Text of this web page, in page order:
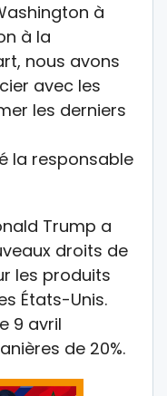
à
à la
nous avons
avec les
les derniers
la responsable
Trump a
droits de
les produits
États-Unis.
9 avril
de 20%.